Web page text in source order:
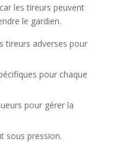
les tireurs peuvent
le gardien.
tireurs adverses pour
pour chaque
pour gérer la
sous pression.